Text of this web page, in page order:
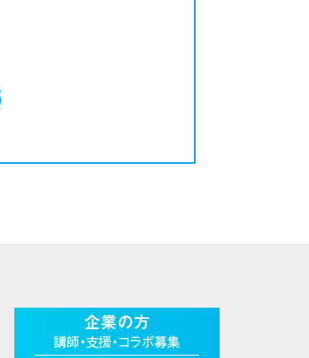
0120-12-3796